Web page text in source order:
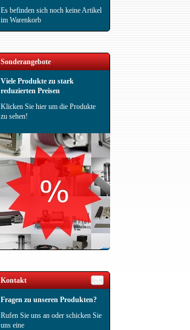
Es befinden sich noch keine Artikel
im Warenkorb
Sonderangebote
Viele Produkte zu stark
reduzierten Preisen
Klicken Sie hier um die Produkte
zu sehen!
Kontakt
Fragen zu unseren Produkten?
Rufen Sie uns an oder schicken Sie
uns eine